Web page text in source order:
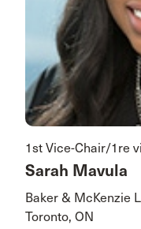
1st Vice-Chair/1re
Sarah Mavula
Baker & McKenzie
Toronto, ON